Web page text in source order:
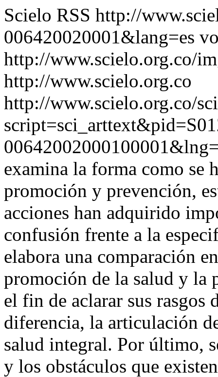
Scielo RSS http://
006420020001&lang=es
http://www.scielo.org.co/
http://www.scielo.org.co
http://www.scielo.org.co/
examina la forma como se
promoción y prevención,
acciones han adquirido
confusión frente a la
elabora una comparación
promoción de la salud y la
el fin de aclarar sus rasgos
diferencia, la articulación
salud integral. Por último,
y los obstáculos que